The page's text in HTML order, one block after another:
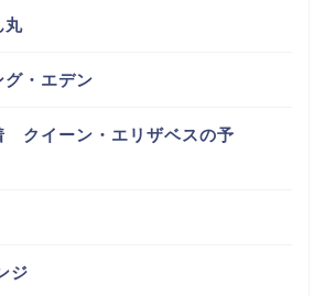
丸
・エデン
クイーン・エリザベスの予
ジ